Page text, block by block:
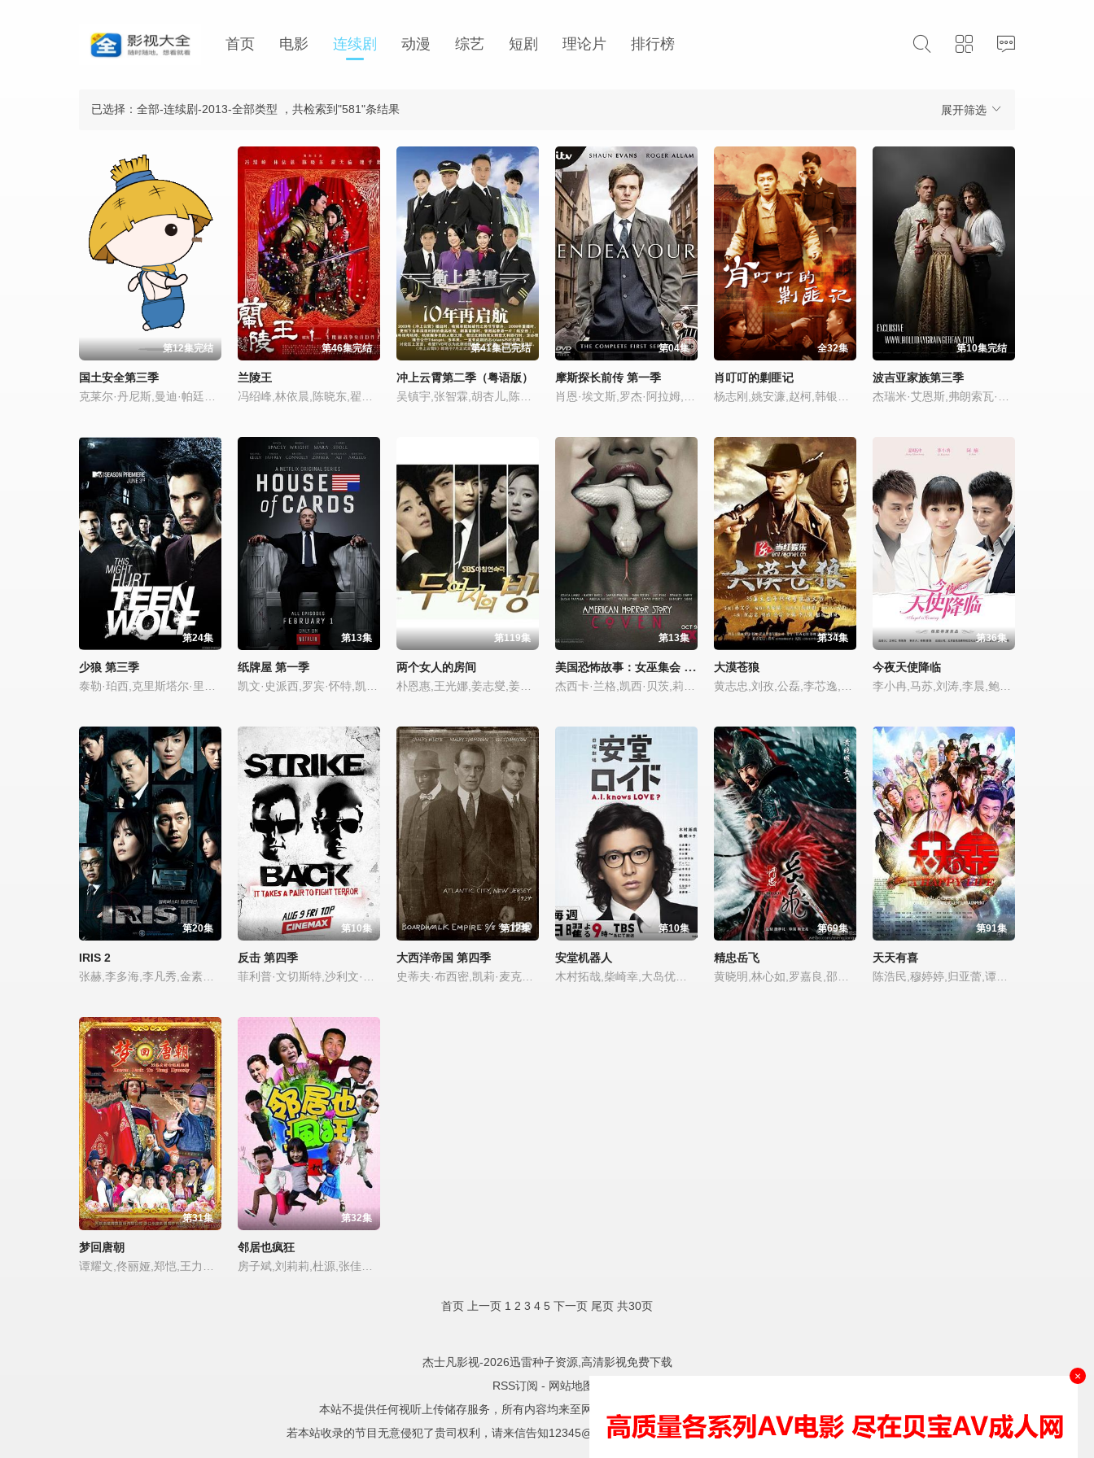
首页 电影 连续剧 动漫 综艺 短剧 理论片 排行榜
展开筛选
已选择：全部-连续剧-2013-全部类型 ，共检索到"581"条结果
第12集完结
国土安全第三季
第46集完结
兰陵王
第41集已完结
冲上云霄第二季（粤语版）
第04集
摩斯探长前传 第一季
全32集
肖叮叮的剿匪记
第10集完结
波吉亚家族第三季
第24集
少狼 第三季
第13集
纸牌屋 第一季
第119集
两个女人的房间
第13集
美国恐怖故事：女巫集会 第三季
第34集
大漠苍狼
第36集
今夜天使降临
第20集
IRIS 2
第10集
反击 第四季
第12集
大西洋帝国 第四季
第10集
安堂机器人
第69集
精忠岳飞
第91集
天天有喜
第31集
梦回唐朝
第32集
邻居也疯狂
首页 上一页 1 2 3 4 5 下一页 尾页 共30页
×
杰士凡影视-2026迅雷种子资源,高清影视免费下载
RSS订阅 - 网站地图
本站不提供任何视听上传储存服务，所有内容均来至网络自动采集，且已注明相关资源来源
若本站收录的节目无意侵犯了贵司权利，请来信告知12345@test.com，我们会及时处理和删除，谢谢！